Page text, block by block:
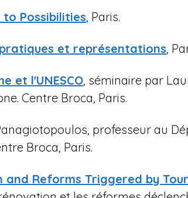
Possibilities, Paris.
et représentations,
et l'UNESCO, séminaire par
Centre Broca, Paris.
professeur au
Broca, Paris.
Reforms Triggered by